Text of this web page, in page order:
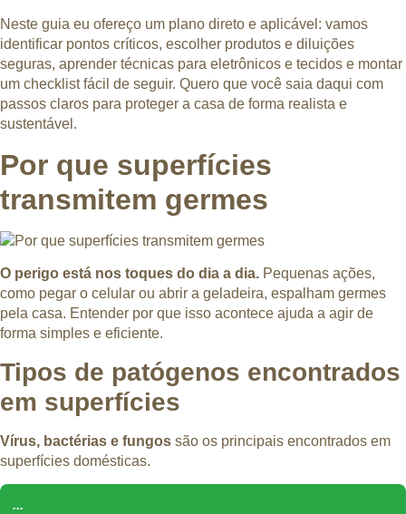
Neste guia eu ofereço um plano direto e aplicável: vamos
identificar pontos críticos, escolher produtos e diluições
seguras, aprender técnicas para eletrônicos e tecidos e montar
um checklist fácil de seguir. Quero que você saia daqui com
passos claros para proteger a casa de forma realista e
sustentável.
Por que superfícies
transmitem germes
O perigo está nos toques do dia a dia. Pequenas ações,
como pegar o celular ou abrir a geladeira, espalham germes
pela casa. Entender por que isso acontece ajuda a agir de
forma simples e eficiente.
Tipos de patógenos encontrados
em superfícies
Vírus, bactérias e fungos são os principais encontrados em
superfícies domésticas.
...